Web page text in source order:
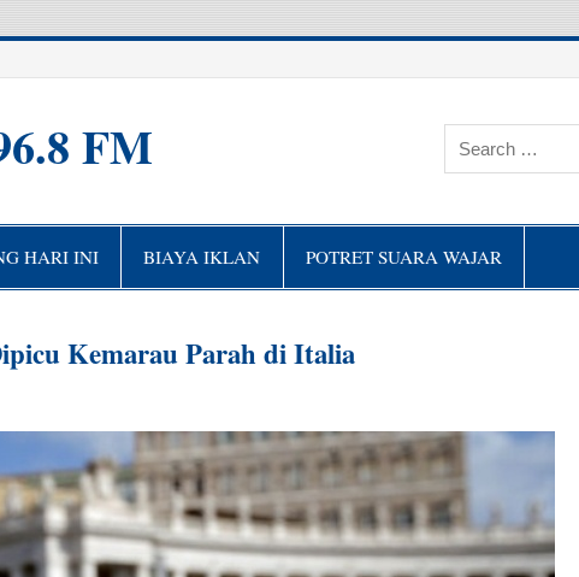
FM
HARI INI BIAYA IKLAN POTRET SUARA WAJAR
Kemarau Parah di Italia